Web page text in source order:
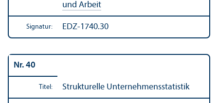
und Arbeit
Signatur: EDZ-1740.30
Nr. 40
Titel: Strukturelle Unter­nehmens­statistik